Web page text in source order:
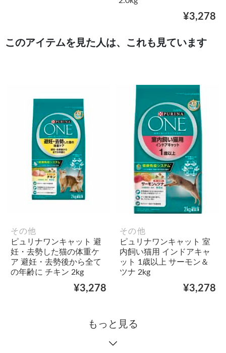
¥3,278
このアイテムを見た人は、これも見ています
その他
ピュリナワンキャット 避
妊・去勢した猫の体重ケ
ア 避妊・去勢後から全て
の年齢に チキン 2kg
¥3,278
その他
ピュリナワンキャット 室
内飼い猫用 インドアキャ
ット 1歳以上 サーモン＆
ツナ 2kg
¥3,278
もっと見る